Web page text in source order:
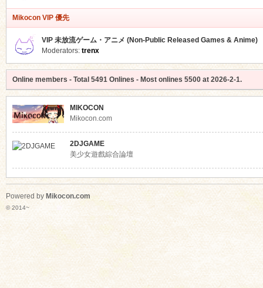
Mikocon VIP 優先
VIP 未放流ゲーム・アニメ (Non-Public Released Games & Anime)
Moderators: trenx
Online members - Total 5491Onlines - Most onlines 5500at 2026-2-1.
MIKOCON
Mikocon.com
2DJGAME
美少女遊戲綜合論壇
Powered by Mikocon.com
© 2014~